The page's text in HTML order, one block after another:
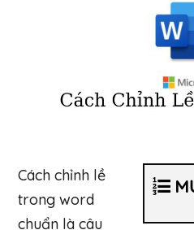
Cách chỉnh lề
trong word
chuẩn là câu